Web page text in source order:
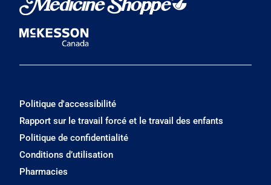
Politique d'accessibilité
Rapport sur le travail forcé et le travail des enfants
Politique de confidentialité
Conditions d’utilisation
Pharmacies